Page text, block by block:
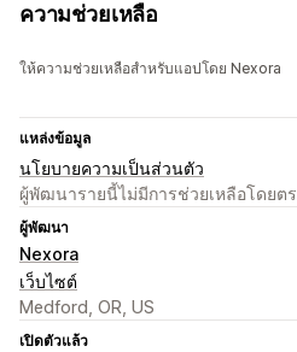
ความช่วยเหลือ
ให้ความช่วยเหลือสำหรับแอปโดย Nexora
แหล่งข้อมูล
นโยบายความเป็นส่วนตัว
ผู้พัฒนารายนี้ไม่มีการช่วยเหลือโดยต
ผู้พัฒนา
Nexora
เว็บไซต์
Medford, OR, US
เปิดตัวแล้ว